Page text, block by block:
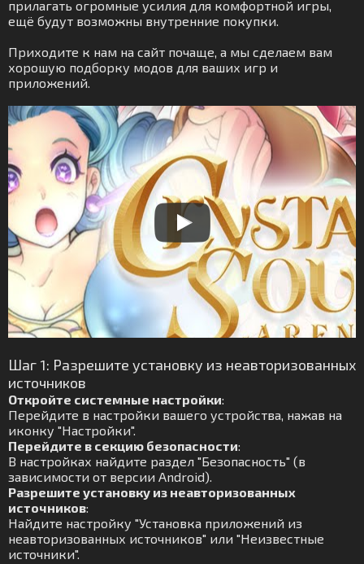
прилагать огромные усилия для комфортной игры,
ещё будут возможны внутренние покупки.
Приходите к нам на сайт почаще, а мы сделаем вам
хорошую подборку модов для ваших игр и
приложений.
Шаг 1: Разрешите установку из неавторизованных
источников
Откройте системные настройки:
Перейдите в настройки вашего устройства, нажав на
иконку "Настройки".
Перейдите в секцию безопасности:
В настройках найдите раздел "Безопасность" (в
зависимости от версии Android).
Разрешите установку из неавторизованных
источников:
Найдите настройку "Установка приложений из
неавторизованных источников" или "Неизвестные
источники".